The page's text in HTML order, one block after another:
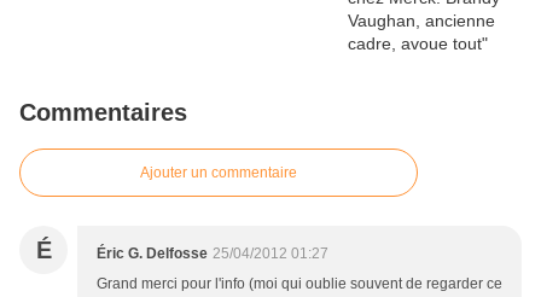
Commentaires
Ajouter un commentaire
É Éric G. Delfosse 25/04/2012 01:27
Grand merci pour l'info (moi qui oublie souvent de regarder ce